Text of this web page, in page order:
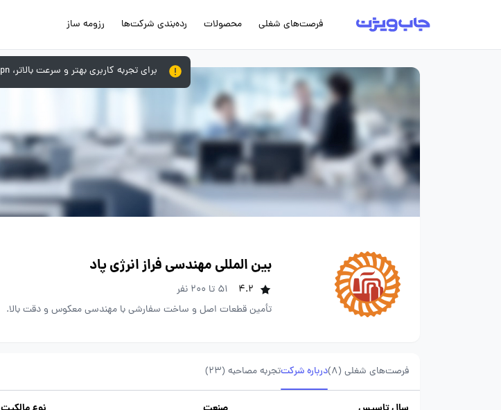
فرصت‌های شغلی محصولات رده‌بندی شرکت‌ها رزومه ساز
بین المللی مهندسی فراز انرژی پاد
4.2
51 تا 200 نفر
تأمین قطعات اصل و ساخت سفارشی با مهندسی معکوس و دقت بالا.
فرصت‌های شغلی (8) درباره شرکتتجربه مصاحبه (23)
برای تجربه کاربری بهتر و سرعت بالاتر، vpn خود را خاموش کنید.